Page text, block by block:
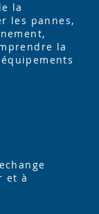
la
les pannes,
la
et à